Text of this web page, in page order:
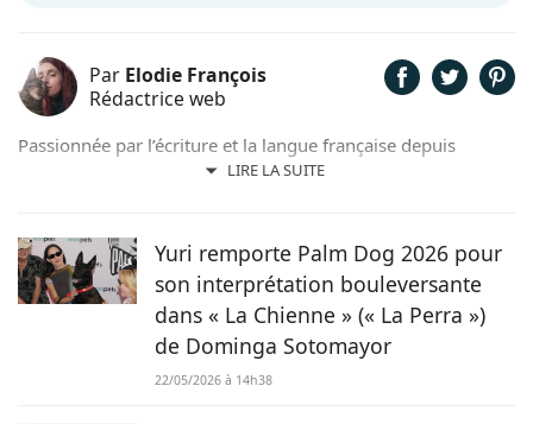
Par Elodie François
Rédactrice web
LIRE LA SUITE
Passionnée par l’écriture et la langue française depuis
toujours, j’aime jouer avec les mots et les faire vivre.
Yuri remporte Palm Dog 2026 pour
son interprétation bouleversante
dans « La Chienne » (« La Perra »)
de Dominga Sotomayor
22/05/2026 à 14h38